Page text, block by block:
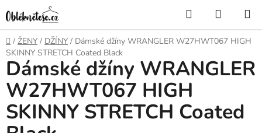
na
obsah
Hledat
KOŠÍK
Domů
/ ŽENY / DŽÍNY / Dámské džíny WRANGLER W27HWT067 HIGH
SKINNY STRETCH Coated Black
Dámské džíny WRANGLER
W27HWT067 HIGH
SKINNY STRETCH Coated